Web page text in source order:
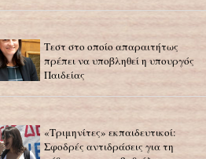
Τεστ στο οποίο απαραιτήτως
πρέπει να υποβληθεί η υπουργός
Παιδείας
«Τριμηνίτες» εκπαιδευτικοί:
Σφοδρές αντιδράσεις για τη